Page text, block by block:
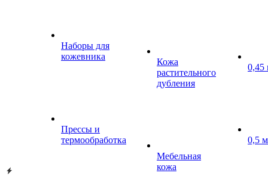
Наборы для
кожевника
Прессы и
термообработка
Кожа
растительного
дубления
Мебельная
кожа
0,45
0,5